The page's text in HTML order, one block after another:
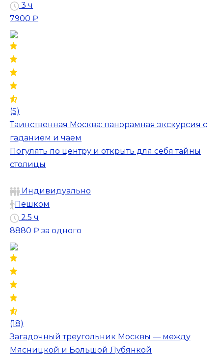
3 ч
7900 ₽
(5)
Таинственная Москва: панорамная экскурсия с
гаданием и чаем
Погулять по центру и открыть для себя тайны
столицы
Индивидуально
Пешком
2.5 ч
8880 ₽ за одного
(18)
Загадочный треугольник Москвы — между
Мясницкой и Большой Лубянкой